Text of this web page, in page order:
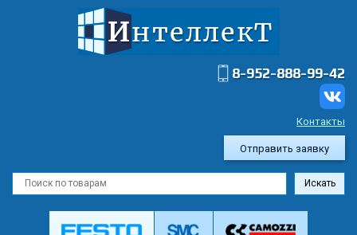
Искать
8-952-888-99-42
Контакты
Отправить заявку